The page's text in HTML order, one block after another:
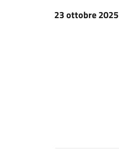
23 ottobre 2025